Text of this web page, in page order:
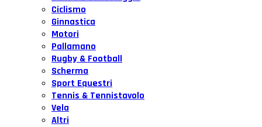
Ciclismo
Ginnastica
Motori
Pallamano
Rugby & Football
Scherma
Sport Equestri
Tennis & Tennistavolo
Vela
Altri